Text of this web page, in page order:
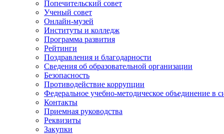
Попечительский совет
Ученый совет
Онлайн-музей
Институты и колледж
Программа развития
Рейтинги
Поздравления и благодарности
Сведения об образовательной организации
Безопасность
Противодействие коррупции
Федеральное учебно-методическое объединение в
Контакты
Приемная руководства
Реквизиты
Закупки